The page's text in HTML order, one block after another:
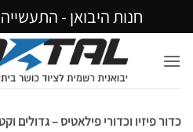
חנות היבואן - התעשייה 9, רעננה |
כדור פיזיו וכדורי פילאטיס – גדולים